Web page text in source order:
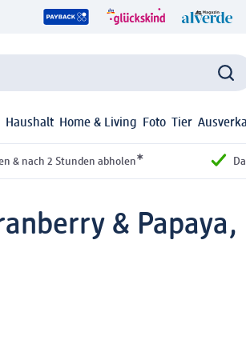
Haushalt Home & Living Foto Tier
& nach 2 Stunden abholen*
& Papaya,